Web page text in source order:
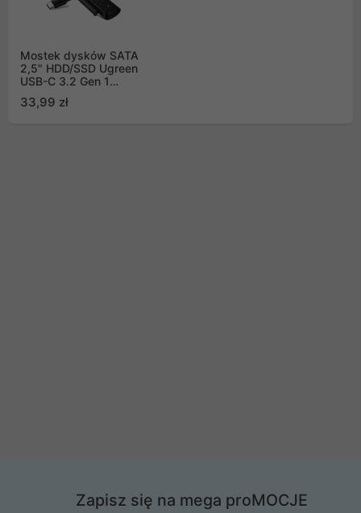
Mostek dysków SATA
2,5" HDD/SSD Ugreen
USB-C 3.2 Gen 1
Gbps) czarny (70610
33,99 zł
Zapisz się na mega proMOCJE